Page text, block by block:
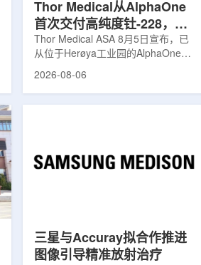
Thor Medical从AlphaOne
首次交付高纯度钍-228，商
业供货启动
Thor Medical ASA 8月5日宣布，已
从位于Herøya工业园的AlphaOne生
产设施完成首批高纯度钍-228(Th-
工业规模制造的开始，首批客户交付
表明公司已完成从产能建设到利用首
2026-08-06
三星与Accuray拟合作推进
图像引导精准放射治疗